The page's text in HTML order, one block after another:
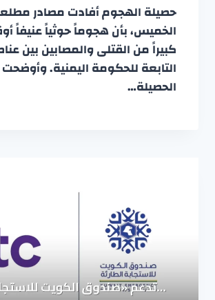
حصيلة الهجوم أفادت مصادر
الخميس، بأن هجوماً حوثياً عنيفاً
كبيراً من القتلى والمصابين بين
التابعة للحكومة اليمنية. وأوضحت
الحصيلة…